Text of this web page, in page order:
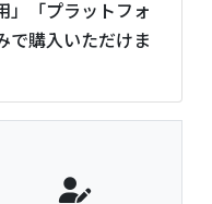
」「プラットフォ
で購入いただけま